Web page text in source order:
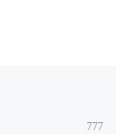
777